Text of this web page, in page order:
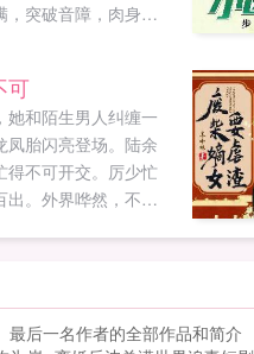
，突破音障，肉身音
满，梦境入侵，潜
注本书走从国从军路
音第426章强相互作
核聚变技术第688章
可
她和陌生男人纠缠一
凤胎闪亮登场。陆余
得不可开交。厉少忙
出。外界哗然，不是
陆余情吓得魂不附
将人拦了回来，如今
最后一名作者的全部作品和简介